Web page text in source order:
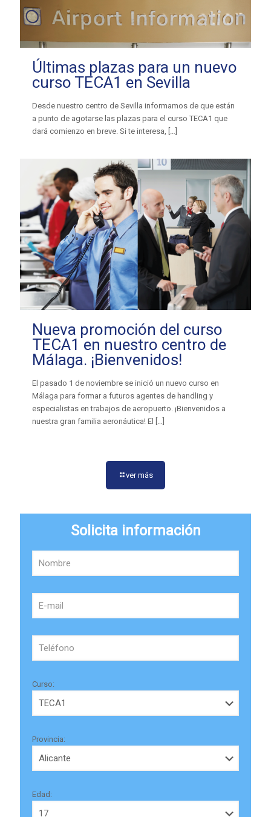
Últimas plazas para un nuevo
curso TECA1 en Sevilla
Desde nuestro centro de Sevilla informamos de que están
a punto de agotarse las plazas para el curso TECA1 que
dará comienzo en breve. Si te interesa, […]
Nueva promoción del curso
TECA1 en nuestro centro de
Málaga. ¡Bienvenidos!
El pasado 1 de noviembre se inició un nuevo curso en
Málaga para formar a futuros agentes de handling y
especialistas en trabajos de aeropuerto. ¡Bienvenidos a
nuestra gran familia aeronáutica! El
ver más
Solicita información
Curso:
Provincia:
Edad: